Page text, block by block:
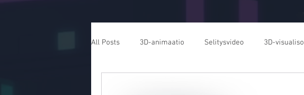
All Posts 3D-animaatio Selitysvideo 3D-